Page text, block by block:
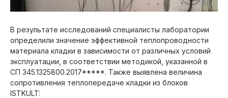
В результате исследований специалисты лаборатории
определили значение эффективной теплопроводности
материала кладки в зависимости от различных условий
эксплуатации, в соответствии методикой, указанной в
СП 345.1325800.2017*****. Также выявлена величина
сопротивления теплопередаче кладки из блоков
ISTKULT: